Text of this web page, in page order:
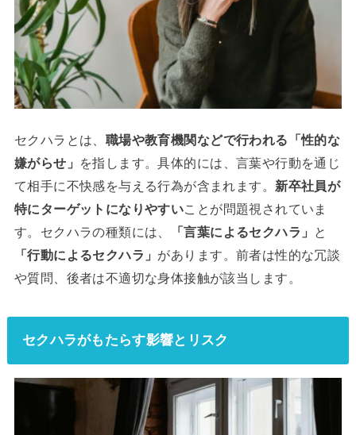
セクハラとは、 職場や教育機関などで行われる「性的な
嫌がらせ」
を指します。具体的には、言葉や行動を通じ
て相手に不快感を与える行為が含まれます。 新卒社員が
特にターゲットになりやすい ことが問題視されていま
す。セクハラの種類には、
「言葉によるセクハラ」
と
「行動によるセクハラ」 があります。前者は性的な冗談
や質問、後者は不適切な身体接触が該当します。
セクハラがもたらす影響とリスク